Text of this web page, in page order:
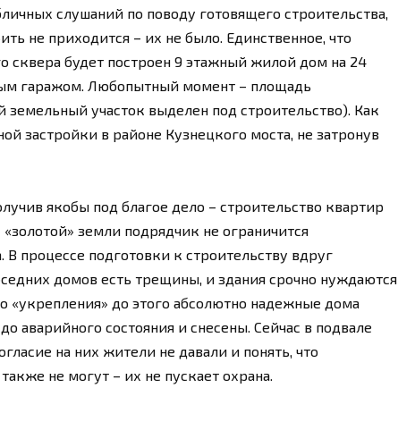
слушаний по поводу готовящего строительства,
не приходится – их не было. Единственное, что
сквера будет построен 9 этажный жилой дом на 24
гаражом. Любопытный момент – площадь
земельный участок выделен под строительство). Как
застройки в районе Кузнецкого моста, не затронув
якобы под благое дело – строительство квартир
земли подрядчик не ограничится
процессе подготовки к строительству вдруг
домов есть трещины, и здания срочно нуждаются
«укрепления» до этого абсолютно надежные дома
аварийного состояния и снесены. Сейчас в подвале
на них жители не давали и понять, что
не могут – их не пускает охрана.